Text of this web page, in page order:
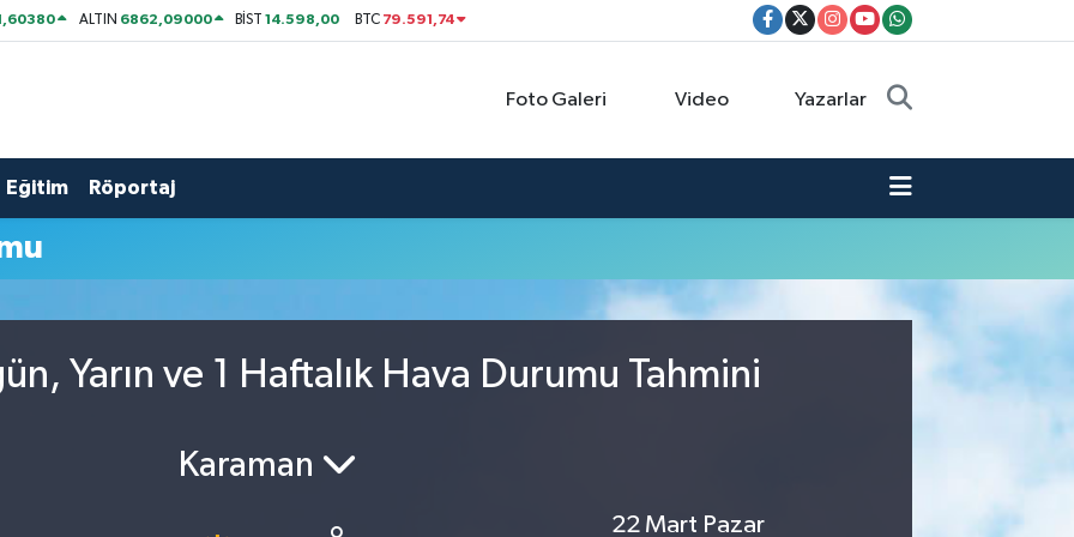
ALTIN 6862,09000 BİST14.598,00 BTC 79.591,74
Foto Galeri Video Yazarlar
Eğitim Röportaj
Yarın ve 1 Haftalık Hava Durumu Tahmini
Karaman
22 Mart Pazar